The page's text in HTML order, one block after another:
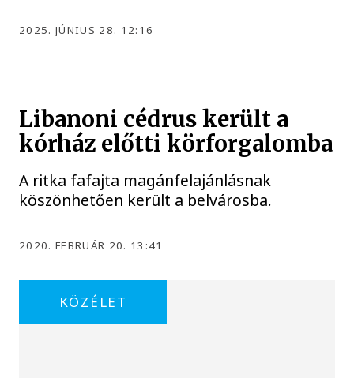
2025. JÚNIUS 28. 12:16
Libanoni cédrus került a
kórház előtti körforgalomba
A ritka fafajta magánfelajánlásnak
köszönhetően került a belvárosba.
2020. FEBRUÁR 20. 13:41
KÖZÉLET